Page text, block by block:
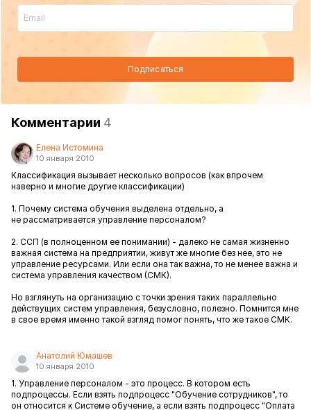
Подписаться
Комментарии 4
Елена Истомина
10 января 2010
Классификация вызывает несколько вопросов (как впрочем
наверно и многие другие классификации)
1. Почему система обучения выделена отдельно, а
не рассматривается управление персоналом?
2. ССП (в полноценном ее понимании) - далеко не самая жизненно
важная система на предприятии, живут же многие без нее, это не
управление ресурсами. Или если она так важна, то не менее важна и
система управления качеством (СМК).
Но взглянуть на организацию с точки зрения таких параллельно
действущих систем управления, безусловно, полезно. Помнится мне
в свое время именно такой взгляд помог понять, что же такое СМК.
Анатолий Юмашев
10 января 2010
1. Управление персоналом - это процесс. В котором есть
подпроцессы. Если взять подпроцесс "Обучение сотрудников", то
он относится к Системе обучение, а если взять подпроцесс "Оплата